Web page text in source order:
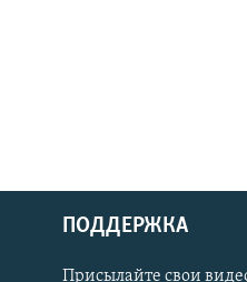
Українською
ПОДДЕРЖКА
Присылайте свои